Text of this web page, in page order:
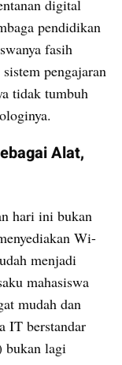
digital
pendidikan
fasih
pengajaran
tidak tumbuh
Alat,
hari ini bukan
Wi-
menjadi
mahasiswa
mudah dan
IT berstandar
bukan lagi